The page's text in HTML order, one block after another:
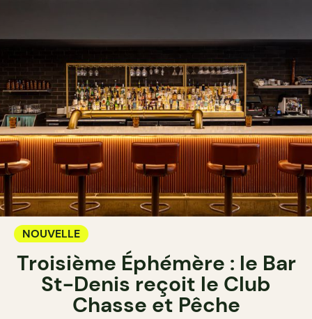
NOUVELLE
Troisième Éphémère : le Bar
St-Denis reçoit le Club
Chasse et Pêche